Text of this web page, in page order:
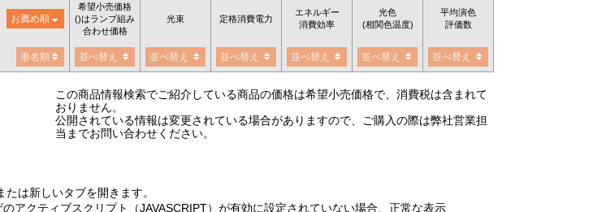
お薦め順
希望小売価格
()はランプ組み
合わせ価格
光束 定格消費電力
エネルギー
消費効率
光色
(相関色温度)
平均演色
評価数
形名順 並べ替え 並べ替え 並べ替え 並べ替え 並べ替え 並べ替え
この商品情報検索でご紹介している商品の価格は希望小売価格で、消費税は含まれて
おりません。
公開されている情報は変更されている場合がありますので、ご購入の際は弊社営業担
当までお問い合わせください。
は新しいタブを開きます。
アクティブスクリプト（JAVASCRIPT）が有効に設定されていない場合、正常な表示